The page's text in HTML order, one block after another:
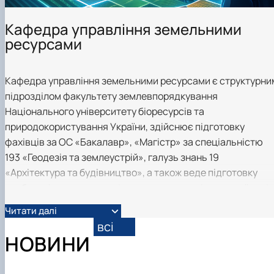
Кафедра управління земельними
ресурсами
Кафедра управління земельними ресурсами є
підрозділом факультету землевпорядкування
Національного університету біоресурсів та
природокористування України, здійснює підготовку
фахівців за ОС «Бакалавр», «Магістр» за спеціальністю
193 «Геодезія та землеустрій», галузь знань 19
«Архітектура та будівництво», а також веде підготовку
наукового ступеня доктора філософії (галузь знань 05
«Соціальні та поведінкові науки», спеціальність 051
«Економіка», напрям підготовки - «економіка
природокористування та охорони навколишнього
Читати далі
НОВИНИ
всі